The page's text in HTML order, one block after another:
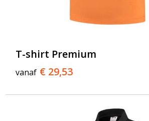
T-shirt Premium
vanaf € 29,53